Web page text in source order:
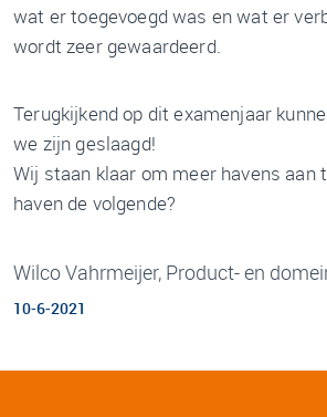
wat er toegevoegd was en wat er
wordt zeer gewaardeerd.
Terugkijkend op dit examenjaar
we zijn geslaagd!
Wij staan klaar om meer havens aan
haven de volgende?
Wilco Vahrmeijer, Product- en
10-6-2021